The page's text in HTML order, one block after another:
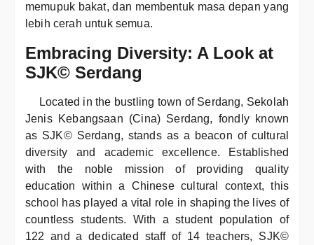
memupuk bakat, dan membentuk masa depan yang
lebih cerah untuk semua.
Embracing Diversity: A Look at
SJK© Serdang
Located in the bustling town of Serdang, Sekolah
Jenis Kebangsaan (Cina) Serdang, fondly known
as SJK© Serdang, stands as a beacon of cultural
diversity and academic excellence. Established
with the noble mission of providing quality
education within a Chinese cultural context, this
school has played a vital role in shaping the lives of
countless students. With a student population of
122 and a dedicated staff of 14 teachers, SJK©